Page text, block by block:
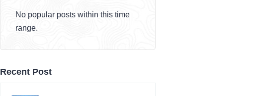
No popular posts within this time
range.
Recent Post